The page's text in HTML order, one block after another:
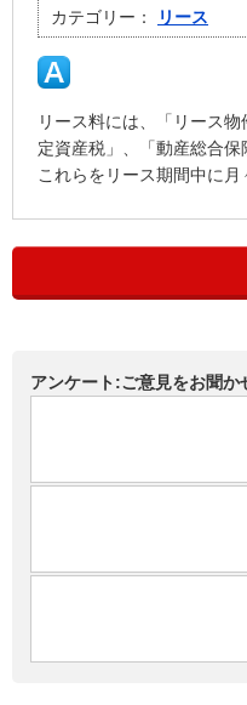
カテゴリー： リース
リース料には、「リース
定資産税」、「動産総合保
これらをリース期間中に月
アンケート:ご意見をお聞か